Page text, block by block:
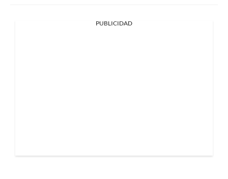
PUBLICIDAD